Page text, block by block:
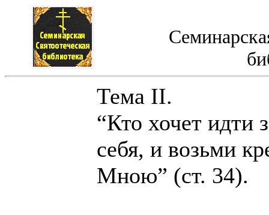
Тема II.
“Кто хочет идти
себя, и возьми
Мною” (ст. 34).